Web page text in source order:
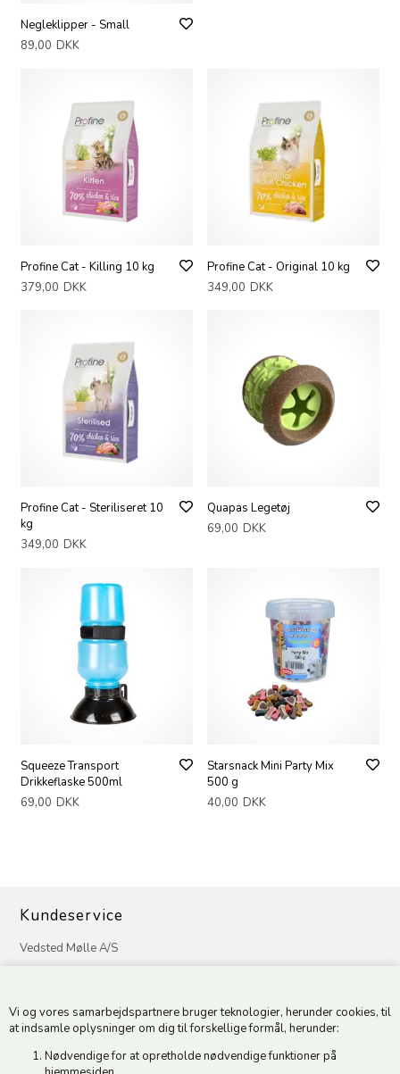
Vi og vores samarbejdspartnere bruger teknologier, herunder cookies, til
at indsamle oplysninger om dig til forskellige formål, herunder:
Nødvendige for at opretholde nødvendige funktioner på
Negleklipper - Small
89,00 DKK
Profine Cat - Killing 10 kg
379,00 DKK
Profine Cat - Original 10 kg
349,00 DKK
Profine Cat - Steriliseret 10
kg
349,00 DKK
Quapas Legetøj
69,00 DKK
Squeeze Transport
Drikkeflaske 500ml
69,00 DKK
Starsnack Mini Party Mix
500 g
40,00 DKK
Kundeservice
Vedsted Mølle A/S
CVR 49879415 Mailvedstedmoelle@post.tele.dk
Åbningstider: Man-Fre 9.00-17.00 | Middagslukket 12.00-12.30 |